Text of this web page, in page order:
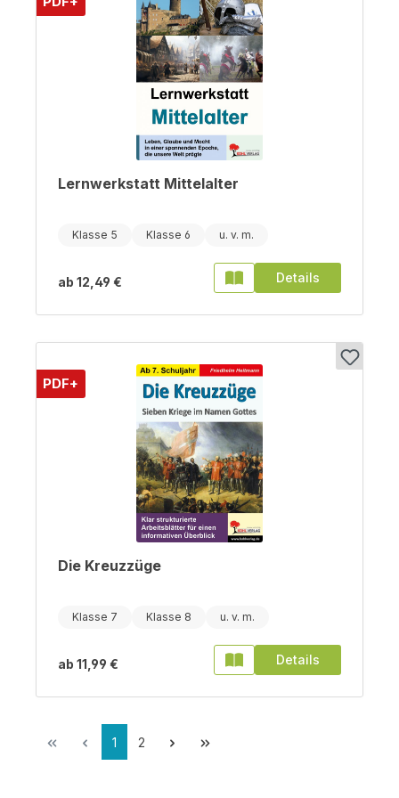
Lernwerkstatt Mittelalter
Klasse 5 Klasse 6
ab 12,49 € Details
PDF+
Die Kreuzzüge
Klasse 7 Klasse 8
ab 11,99 € Details
1 2